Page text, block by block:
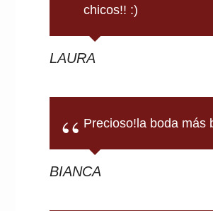
chicos!! :)
LAURA
Precioso!la boda más
BIANCA